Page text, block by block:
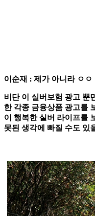
이순재 : 제가 아니라 ㅇ
비단 이 실버보험 광고 뿐
한 각종 금융상품 광고를
이 행복한 실버 라이프를
못된 생각에 빠질 수도 있